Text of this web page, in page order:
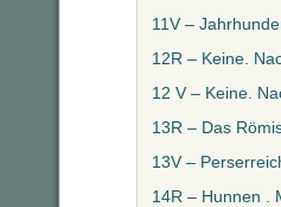
11V –
12R – Keine.
12 V – Keine.
13R – Das
13V –
14R – Hunnen .